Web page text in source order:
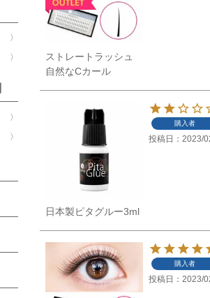
ストレートラッシュ
自然なCカール
日本製ピタグルー3ml
購入者
投稿日 2023/
購入者
投稿日 2023/